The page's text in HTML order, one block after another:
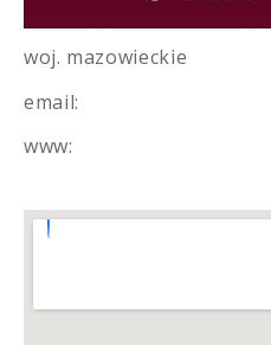
woj. mazowieckie
email:
www: